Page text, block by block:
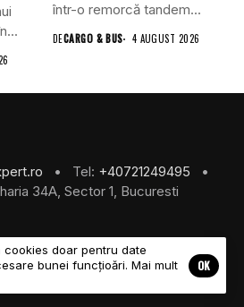
într-o remorcă tandem...
DECARGO & BUS 4 AUGUST 2026
• Tel: +40721249495
•
34A, Sector 1, Bucuresti
Cargo & Bus
cookies doar pentru date
bunei funcțioări. Mai mult
OK